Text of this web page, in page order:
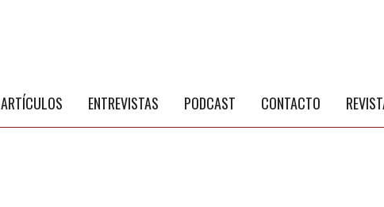
ARTÍCULOS ENTREVISTAS PODCAST CONTACTO